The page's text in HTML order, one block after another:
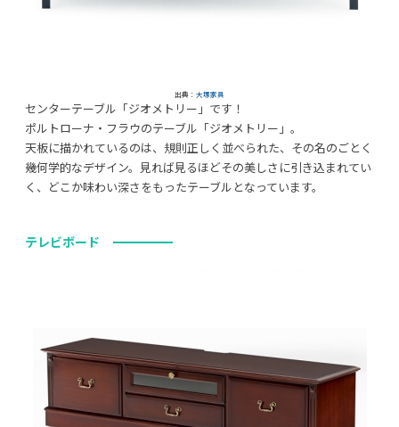
出典： 大塚家具
センターテーブル「ジオメトリー」です！
ポルトローナ・フラウのテーブル「ジオメトリー」。
天板に描かれているのは、規則正しく並べられた、その名のごとく
幾何学的なデザイン。見れば見るほどその美しさに引き込まれてい
く、どこか味わい深さをもったテーブルとなっています。
テレビボード